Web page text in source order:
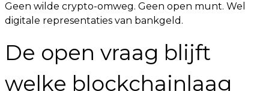
Geen wilde crypto-omweg. Geen open munt. Wel
digitale representaties van bankgeld.
De open vraag blijft
welke blockchainlaag